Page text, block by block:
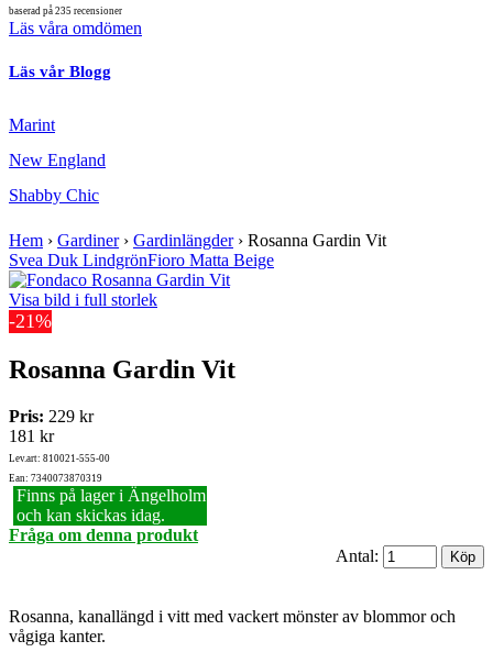
baserad på 235 recensioner
Läs våra omdömen
Läs vår Blogg
Marint
New England
Shabby Chic
Hem › Gardiner› Gardinlängder› Rosanna Gardin Vit
Svea Duk LindgrönFioro Matta Beige
Visa bild i full storlek
-21%
Rosanna Gardin Vit
Pris: 229 kr
181 kr
Lev.art: 810021-555-00
Ean: 7340073870319
Finns på lager i Ängelholm
och kan skickas idag.
Fråga om denna produkt
Antal:
Rosanna, kanallängd i vitt med vackert mönster av blommor och
vågiga kanter.